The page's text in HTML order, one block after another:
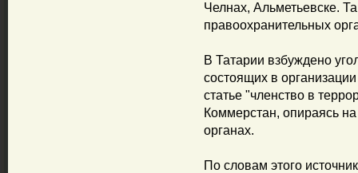
Челнах, Альметьевске.
правоохранительных
В Татарии взбуждено
состоящих в
статье "членство в
Коммерстан, опираясь
органах.
По словам этого